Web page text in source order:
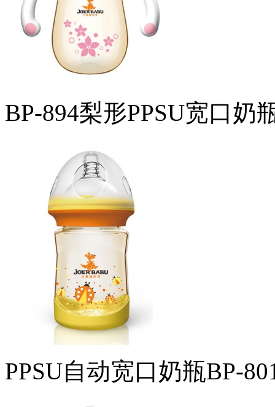
BP-894梨形PPSU宽口奶
PPSU自动宽口奶瓶BP-